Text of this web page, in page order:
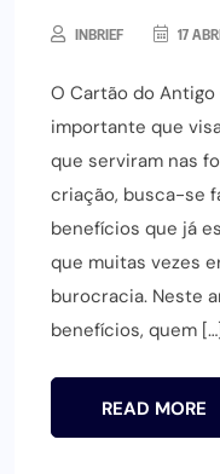
INBRIEF 17
O Cartão do
importante que
que serviram nas
criação, busca-se
benefícios que já
que muitas vezes
burocracia. Neste
benefícios, quem
READ MORE